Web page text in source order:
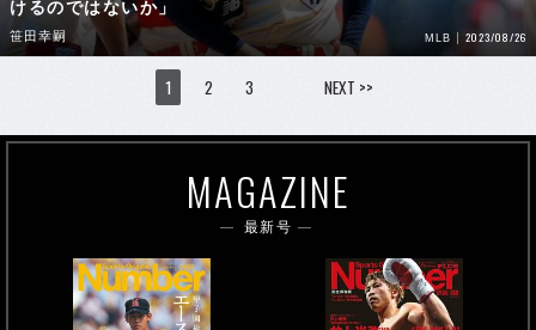
けるのではないか」
笹田幸嗣 MLB 2023/08/26
1 2 3 NEXT >>
MAGAZINE
最新号